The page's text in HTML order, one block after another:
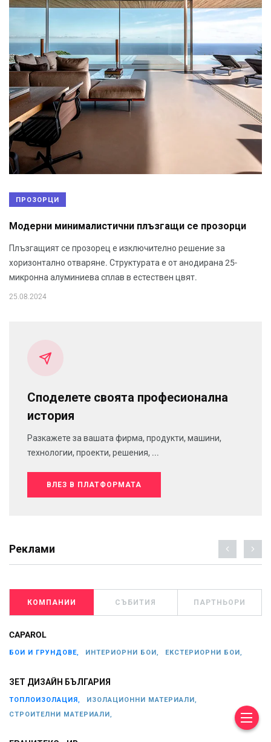
ПРОЗОРЦИ
Модерни минималистични плъзгащи се прозорци
Плъзгащият се прозорец е изключително решение за
хоризонтално отваряне. Структурата е от анодирана 25-
микронна алуминиева сплав в естествен цвят.
25.08.2024
Споделете своята професионална
история
Разкажете за вашата фирма, продукти, машини,
технологии, проекти, решения, ...
ВЛЕЗ В ПЛАТФОРМАТА
Реклами
КОМПАНИИ СЪБИТИЯ ПАРТНЬОРИ
CAPAROL
БОИ И ГРУНДОВЕ, ИНТЕРИОРНИ БОИ, ЕКСТЕРИОРНИ БОИ,
ЗЕТ ДИЗАЙН БЪЛГАРИЯ
ТОПЛОИЗОЛАЦИЯ,
ИЗОЛАЦИОННИ МАТЕРИАЛИ,
СТРОИТЕЛНИ МАТЕРИАЛИ,